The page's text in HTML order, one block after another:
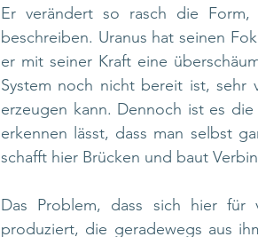
Er verändert so rasch die
beschreiben. Uranus hat seinen
er mit seiner Kraft eine
System noch nicht bereit ist, sehr
erzeugen kann. Dennoch ist es
erkennen lässt, dass man selbst
schafft hier Brücken und baut
Das Problem, dass sich hier
produziert, die geradewegs aus